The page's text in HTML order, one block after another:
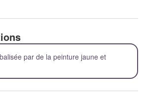
par de la peinture jaune et